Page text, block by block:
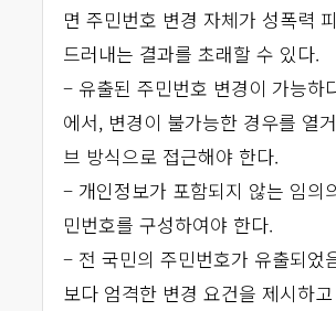
면 주민번호 변경 자체가 성폭력
드러내는 결과를 초래할 수 있다.
– 유출된 주민번호 변경이 가능하
에서, 변경이 불가능한 경우를 열
브 방식으로 접근해야 한다.
– 개인정보가 포함되지 않는 임의
민번호를 구성하여야 한다.
– 전 국민의 주민번호가 유출되었
보다 엄격한 변경 요건을 제시하